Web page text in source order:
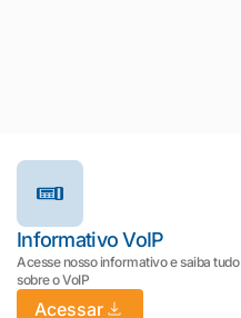
Informativo VoIP
Acesse nosso informativo e saiba tudo
sobre o VoIP
Acessar